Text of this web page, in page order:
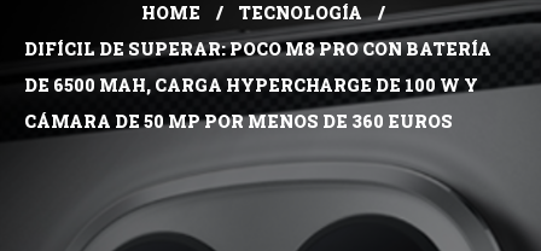
HOME
TECNOLOGÍA
DIFÍCIL DE SUPERAR: POCO M8 PRO CON BATERÍA
DE 6500 MAH, CARGA HYPERCHARGE DE 100 W Y
CÁMARA DE 50 MP POR MENOS DE 360 EUROS